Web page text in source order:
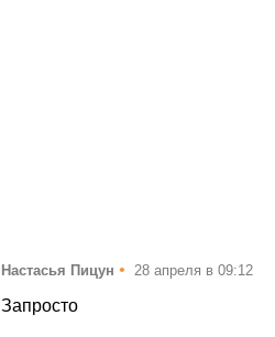
Настасья Пицун • 28 апреля в 09:12
Запросто